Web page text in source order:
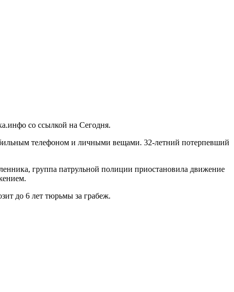
со ссылкой на Сегодня.
телефоном и личными вещами. 32-летний потерпевший
группа патрульной полиции приостановила движение
до 6 лет тюрьмы за грабеж.